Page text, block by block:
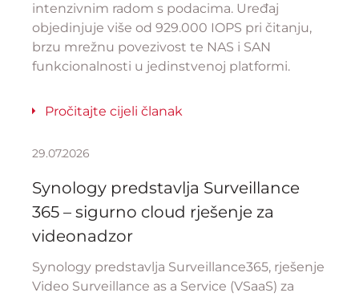
intenzivnim radom s podacima. Uređaj
objedinjuje više od 929.000 IOPS pri čitanju,
brzu mrežnu povezivost te NAS i SAN
funkcionalnosti u jedinstvenoj platformi.
Pročitajte cijeli članak
29.07.2026
Synology predstavlja Surveillance
365 – sigurno cloud rješenje za
videonadzor
Synology predstavlja Surveillance365, rješenje
Video Surveillance as a Service (VSaaS) za